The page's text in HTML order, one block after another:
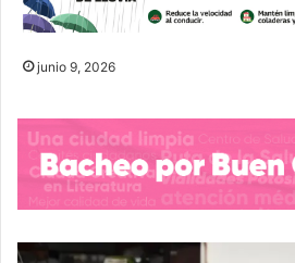
junio 9, 2026